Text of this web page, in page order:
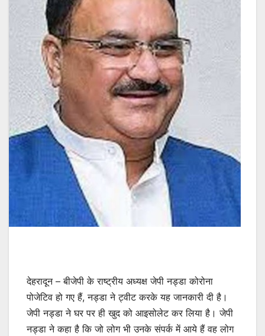
देहरादून – बीजेपी के राष्ट्रीय अध्यक्ष जेपी नड्डा कोरोना
पोजेटिव हो गए हैं, नड्डा ने ट्वीट करके यह जानकारी दी है।
जेपी नड्डा ने घर पर ही खुद को आइसोलेट कर लिया है। जेपी
नड्डा ने कहा है कि जो लोग भी उनके संपर्क में आये हैं वह लोग